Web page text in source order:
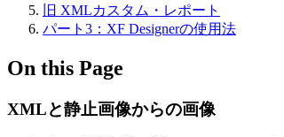
旧 XMLカスタム・レポート
パート3：XF Designerの使用法
On this Page
XMLと静止画像からの画像